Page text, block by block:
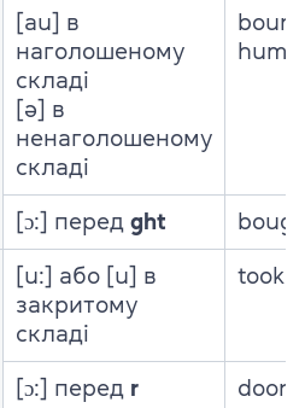
[au] в
наголошеному
складі
[ə] в
ненаголошеному
складі
[ɔ:] перед ght
[u:] або [u] в
закритому
складі
took
[ɔ:] перед r door